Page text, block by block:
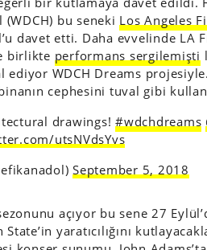
bu seneki Los Angeles
davet etti. Daha evvelinde LA
birlikte performans sergilemişti
ediyor WDCH Dreams
cephesini tuval gibi
drawings!#wdchdreams
utsNVdsYvs
September 5, 2018
açıyor bu sene 27
yaratıcılığını